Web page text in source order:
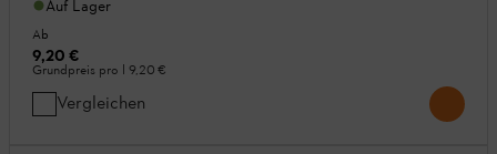
Auf Lager
Ab
9,20 €
Grundpreis pro l 9,20 €
Vergleichen